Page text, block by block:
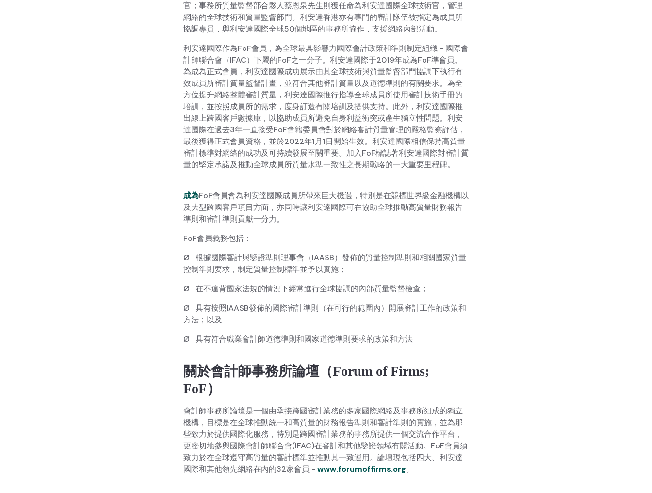
官；事務所質量監督部合夥人蔡恩泉先生則獲任命為利安達國際全球技術官，管理
網絡的全球技術和質量監督部門。利安達香港亦有專門的審計隊伍被指定為成員所
協調專員，與利安達國際全球50個地區的事務所協作，支援網絡內部活動。
利安達國際作為FoF會員，為全球最具影響力國際會計政策和準則制定組織 - 國際會
計師聯合會（IFAC）下屬的FoF之一分子。利安達國際于2019年成為FoF準會員。
為成為正式會員，利安達國際成功展示由其全球技術與質量監督部門協調下執行有
效成員所審計質量監督計畫，並符合其他審計質量以及道德準則的有關要求。為全
方位提升網絡整體審計質量，利安達國際推行指導全球成員所使用審計技術手冊的
培訓，並按照成員所的需求，度身訂造有關培訓及提供支持。此外，利安達國際推
出線上跨國客戶數據庫，以協助成員所避免自身利益衝突或產生獨立性問題。利安
達國際在過去3年一直接受FoF會籍委員會對於網絡審計質量管理的嚴格監察評估，
最後獲得正式會員資格，並於2022年1月1日開始生效。利安達國際相信保持高質量
審計標準對網絡的成功及可持續發展至關重要。加入FoF標誌著利安達國際對審計質
量的堅定承諾及推動全球成員所質量水準一致性之長期戰略的一大重要里程碑。
成為FoF會員會為利安達國際成員所帶來巨大機遇，特別是在競標世界級金融機構以
及大型跨國客戶項目方面，亦同時讓利安達國際可在協助全球推動高質量財務報告
準則和審計準則貢獻一分力。
FoF會員義務包括：
Ø 根據國際審計與鑒證準則理事會（IAASB）發佈的質量控制準則和相關國家質量
控制準則要求，制定質量控制標準並予以實施；
Ø 在不違背國家法規的情況下經常進行全球協調的內部質量監督檢查；
Ø 具有按照IAASB發佈的國際審計準則（在可行的範圍內）開展審計工作的政策和
方法；以及
Ø 具有符合職業會計師道德準則和國家道德準則要求的政策和方法
關於會計師事務所論壇（Forum of Firms;
FoF）
會計師事務所論壇是一個由承接跨國審計業務的多家國際網絡及事務所組成的獨立
機構，目標是在全球推動統一和高質量的財務報告準則和審計準則的實施，並為那
些致力於提供國際化服務，特別是跨國審計業務的事務所提供一個交流合作平台，
更密切地參與國際會計師聯合會(IFAC)在審計和其他鑒證領域有關活動。FoF會員須
致力於在全球遵守高質量的審計標準並推動其一致運用。論壇現包括四大、利安達
國際和其他領先網絡在內的32家會員 - www.forumoffirms.org。